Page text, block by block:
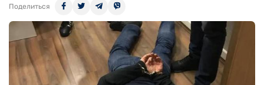
Поделиться